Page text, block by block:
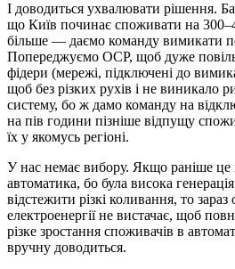
І доводиться ухвалювати рішення.
що Київ починає споживати на
більше — даємо команду вимикати
Попереджуємо ОСР, щоб дуже
фідери (мережі, підключені до
щоб без різких рухів і не виникало
систему, бо ж дамо команду на
на пів години пізніше відпущу
їх у якомусь регіоні.
У нас немає вибору. Якщо раніше це
автоматика, бо була висока
відстежити різкі коливання, то зараз
електроенергії не вистачає, щоб
різке зростання споживачів в
вручну доводиться.